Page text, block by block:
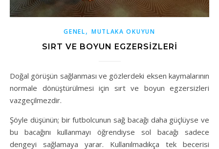
GENEL, MUTLAKA OKUYUN
SIRT VE BOYUN EGZERSIZLERI
Doğal görüşün sağlanması ve gözlerdeki eksen kaymalarının
normale dönüştürülmesi için sırt ve boyun egzersizleri
vazgeçilmezdir.
Şöyle düşünün; bir futbolcunun sağ bacağı daha güçlüyse ve
bu bacağını kullanmayı öğrendiyse sol bacağı sadece
dengeyi sağlamaya yarar. Kullanılmadıkça tek becerisi